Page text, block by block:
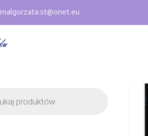
malgorzata.st@onet.eu